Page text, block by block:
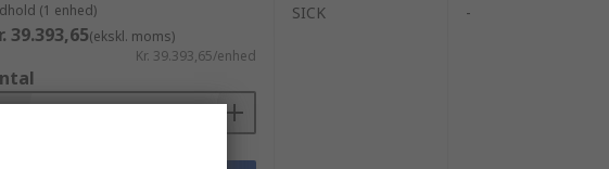
(1 enhed)
39.393,65(ekskl. moms)
Kr. 39.393,65/enhed
SICK -